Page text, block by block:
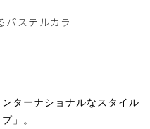
パステルカラー
ターナショナルなスタイル
」。